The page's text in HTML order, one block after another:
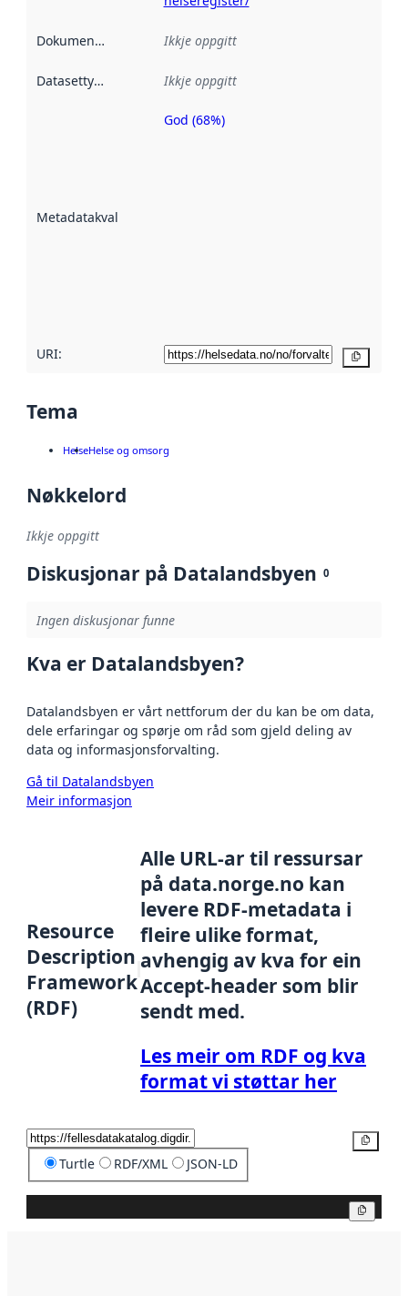
Dokumentasjon Ikkje oppgitt
Datasettype Ikkje oppgitt
Metadatakvalitet
Metadatakvalitet
God (68%)
URI:
Tema
HelseHelse og omsorg
Nøkkelord
Ikkje oppgitt
Diskusjonar på Datalandsbyen 0
Ingen diskusjonar funne
Kva er Datalandsbyen?
Datalandsbyen er vårt nettforum der du kan be om data,
dele erfaringar og spørje om råd som gjeld deling av
data og informasjonsforvalting.
Gå til Datalandsbyen
Meir informasjon
Resource
Description
Framework
(RDF)
Alle URL-ar til ressursar
på data.norge.no kan
levere RDF-metadata i
fleire ulike format,
avhengig av kva for ein
Accept-header som blir
sendt med.
Les meir om RDF og kva
format vi støttar her
Turtle RDF/XML JSON-LD